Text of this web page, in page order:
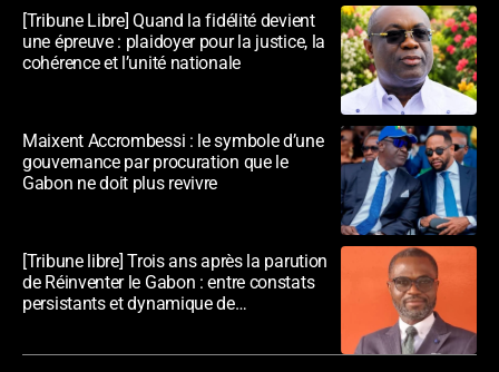
[Tribune Libre] Quand la fidélité devient
une épreuve : plaidoyer pour la justice, la
cohérence et l’unité nationale
Maixent Accrombessi : le symbole d’une
gouvernance par procuration que le
Gabon ne doit plus revivre
[Tribune libre] Trois ans après la parution
de Réinventer le Gabon : entre constats
persistants et dynamique de